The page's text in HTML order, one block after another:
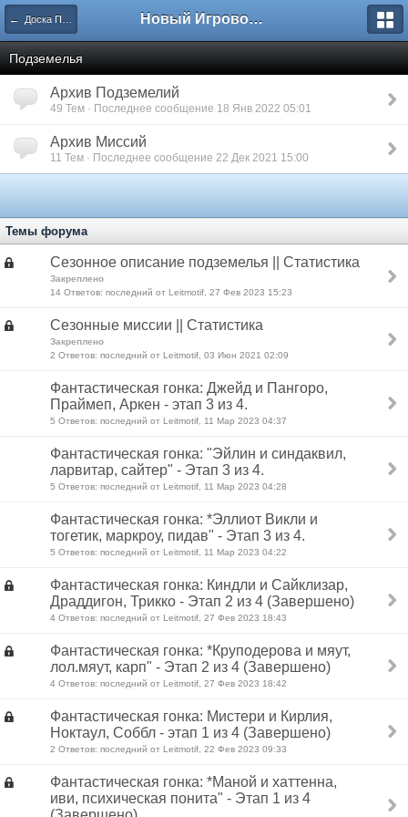
← Доска Приключений Новый Игровой Покефорум (ролевая игра покемон)
Подземелья
Архив Подземелий
49 Тем · Последнее сообщение 18 Янв 2022 05:01
Архив Миссий
11 Тем · Последнее сообщение 22 Дек 2021 15:00
Темы форума
Сезонное описание подземелья || Статистика
Закреплено
14 Ответов: последний от Leitmotif, 27 Фев 2023 15:23
Сезонные миссии || Статистика
Закреплено
2 Ответов: последний от Leitmotif, 03 Июн 2021 02:09
Фантастическая гонка: Джейд и Пангоро,
Праймеп, Аркен - этап 3 из 4.
5 Ответов: последний от Leitmotif, 11 Мар 2023 04:37
Фантастическая гонка: "Эйлин и синдаквил,
ларвитар, сайтер" - Этап 3 из 4.
5 Ответов: последний от Leitmotif, 11 Мар 2023 04:28
Фантастическая гонка: *Эллиот Викли и
тогетик, маркроу, пидав" - Этап 3 из 4.
5 Ответов: последний от Leitmotif, 11 Мар 2023 04:22
Фантастическая гонка: Киндли и Сайклизар,
Драддигон, Трикко - Этап 2 из 4 (Завершено)
4 Ответов: последний от Leitmotif, 27 Фев 2023 18:43
Фантастическая гонка: *Круподерова и мяут,
лол.мяут, карп" - Этап 2 из 4 (Завершено)
4 Ответов: последний от Leitmotif, 27 Фев 2023 18:42
Фантастическая гонка: Мистери и Кирлия,
Ноктаул, Соббл - этап 1 из 4 (Завершено)
2 Ответов: последний от Leitmotif, 22 Фев 2023 09:33
Фантастическая гонка: *Маной и хаттенна,
иви, психическая понита" - Этап 1 из 4